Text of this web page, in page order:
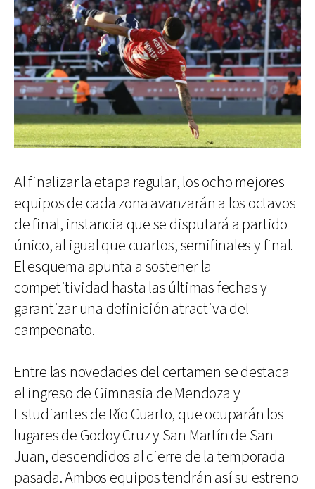
Al finalizar la etapa regular, los ocho mejores
equipos de cada zona avanzarán a los octavos
de final, instancia que se disputará a partido
único, al igual que cuartos, semifinales y final.
El esquema apunta a sostener la
competitividad hasta las últimas fechas y
garantizar una definición atractiva del
campeonato.
Entre las novedades del certamen se destaca
el ingreso de Gimnasia de Mendoza y
Estudiantes de Río Cuarto, que ocuparán los
lugares de Godoy Cruz y San Martín de San
Juan, descendidos al cierre de la temporada
pasada. Ambos equipos tendrán así su estreno